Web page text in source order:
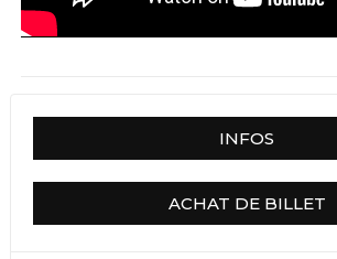
INFOS
ACHAT DE BILLET